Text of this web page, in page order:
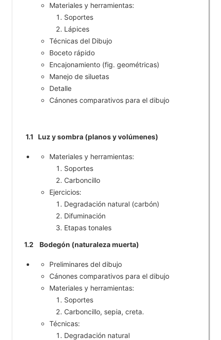
Materiales y herramientas:
Soportes
Lápices
Técnicas del Dibujo
Boceto rápido
Encajonamiento (fig. geométricas)
Manejo de siluetas
Detalle
Cánones comparativos para el dibujo
1.1 Luz y sombra (planos y volúmenes)
Materiales y herramientas:
Soportes
Carboncillo
Ejercicios:
Degradación natural (carbón)
Difuminación
Etapas tonales
1.2 Bodegón (naturaleza muerta)
Preliminares del dibujo
Cánones comparativos para el dibujo
Materiales y herramientas:
Soportes
Carboncillo, sepia, creta.
Técnicas:
Degradación natural